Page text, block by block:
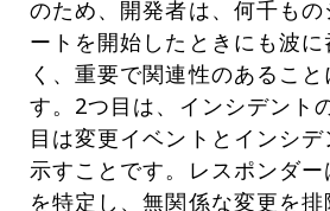
のため、開発者は、何千もの
ートを開始したときにも波
く、重要で関連性のあること
す。2つ目は、インシデント
目は変更イベントとインシ
示すことです。レスポンダ
を特定し、無関係な変更を排